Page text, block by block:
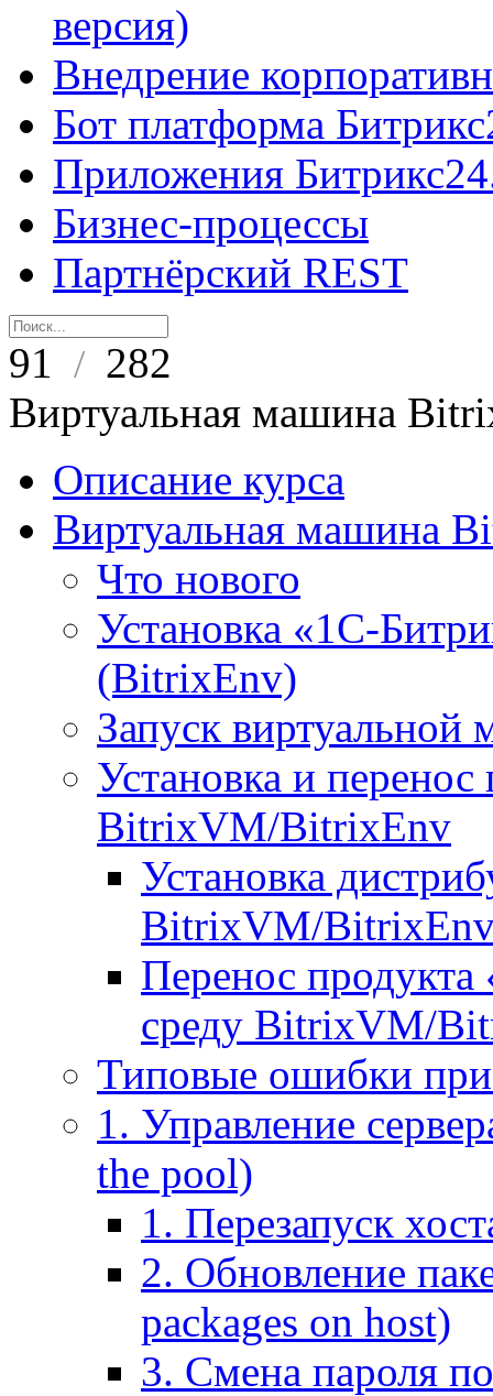
версия)
Внедрение
Бот платформа
Приложения
Бизнес-процессы
Партнёрский REST
91 / 282
Виртуальная машина
Описание курса
Виртуальная машина
Что нового
Установка «1С-
(BitrixEnv)
Запуск
Установка и
BitrixVM/BitrixEnv
Установка
BitrixVM/
Перенос
среду BitrixVM/
Типовые ошибки при
1. Управление
the pool)
1. Перезапуск
2. Обновление
packages on host)
3. Смена пароля